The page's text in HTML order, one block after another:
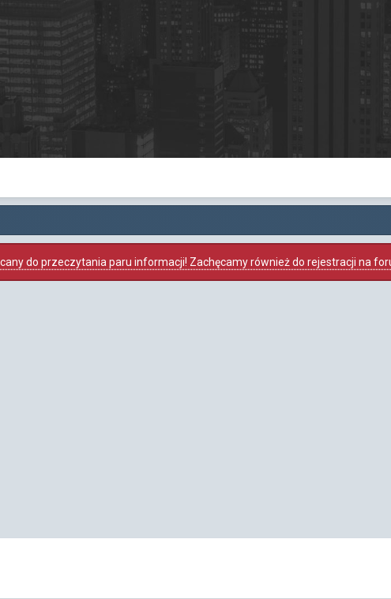
do przeczytania paru informacji! Zachęcamy również do rejestracji na